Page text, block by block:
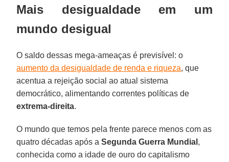
Mais desigualdade em um
mundo desigual
O saldo dessas mega-ameaças é previsível: o
aumento da desigualdade de renda e riqueza, que
acentua a rejeição social ao atual sistema
democrático, alimentando correntes políticas de
extrema-direita.
O mundo que temos pela frente parece menos com as
quatro décadas após aSegunda Guerra Mundial ,
conhecida como a idade de ouro do capitalismo